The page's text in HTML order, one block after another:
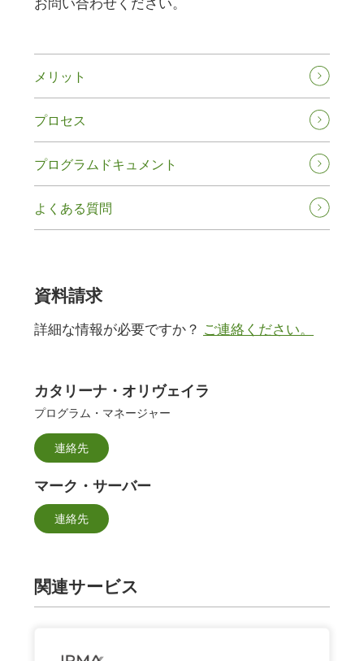
メリット
プロセス
プログラムドキュメント
よくある質問
資料請求
詳細な情報が必要ですか？ ご連絡ください。
カタリーナ・オリヴェイラ
プログラム・マネージャー
連絡先
マーク・サーバー
連絡先
関連サービス